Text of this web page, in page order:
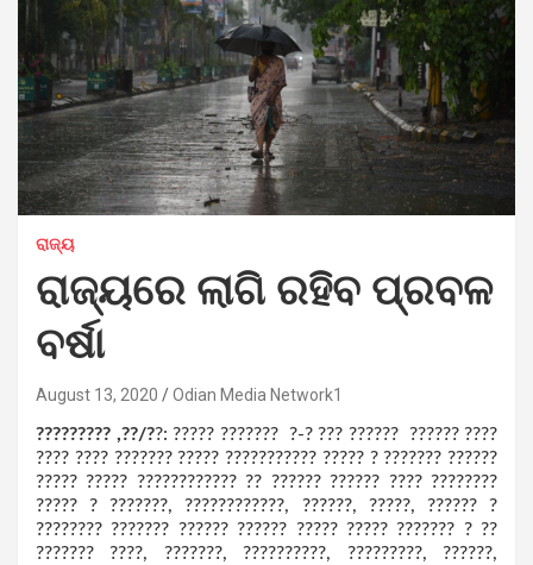
ରାଜ୍ୟ
ରାଜ୍ୟରେ ଲାଗି ରହିବ ପ୍ରବଳ
ବର୍ଷା
August 13, 2020 Odian Media Network1
????????? ,??/??: ????? ??????? ?-? ??? ?????? ?????? ????
???? ???? ??????? ????? ??????????? ????? ? ??????? ??????
????? ????? ???????????? ?? ?????? ?????? ???? ????????
????? ? ???????, ????????????, ??????, ?????, ?????? ?
???????? ??????? ?????? ?????? ????? ????? ??????? ? ??
??????? ????, ???????, ??????????, ?????????, ??????,